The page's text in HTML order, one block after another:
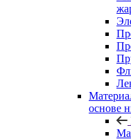
основе